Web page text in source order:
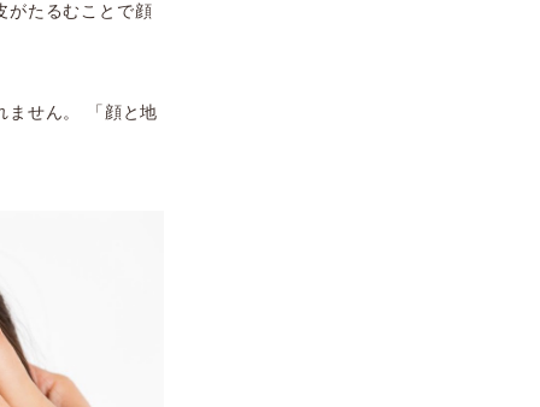
がたるむことで顔
ません。 「顔と地